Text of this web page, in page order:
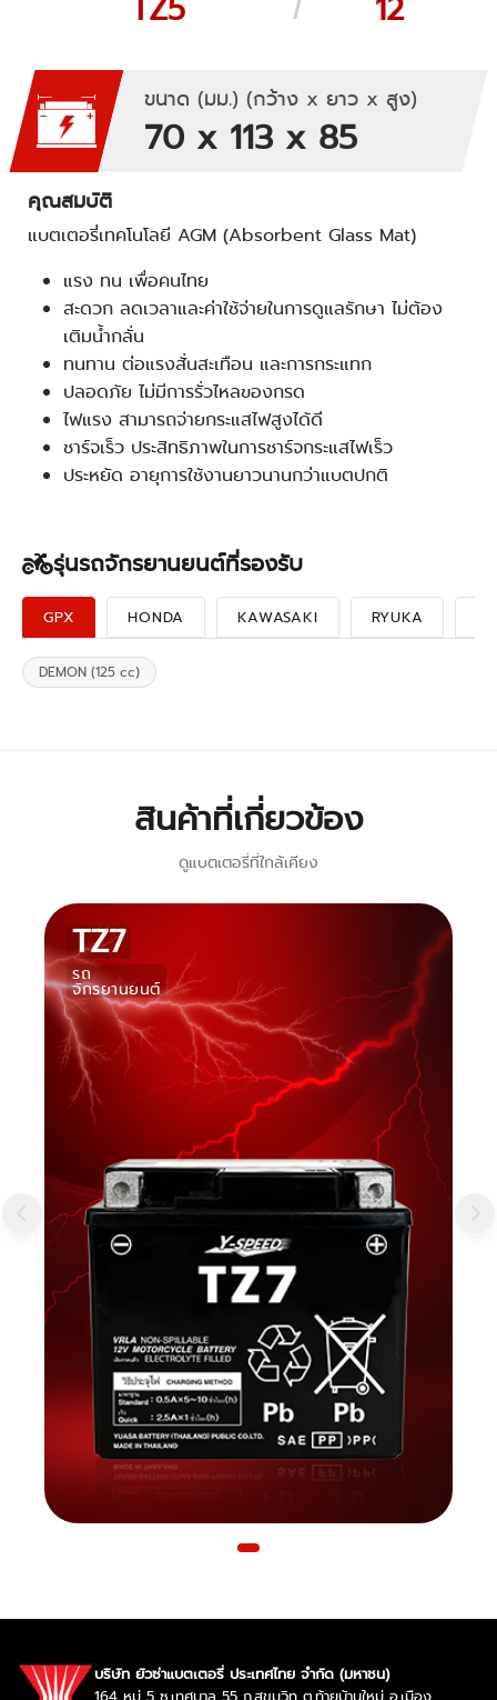
TZ5 12
ขนาด (มม.) (กว้าง x ยาว x สูง)
70 x 113 x 85
คุณสมบัติ
แบตเตอรี่เทคโนโลยี AGM (Absorbent Glass Mat)
แรง ทน เพื่อคนไทย
สะดวก ลดเวลาและค่าใช้จ่ายในการดูแลรักษา ไม่ต้อง
เติมน้ำกลั่น
ทนทาน ต่อแรงสั่นสะเทือน และการกระแทก
ปลอดภัย ไม่มีการรั่วไหลของกรด
ไฟแรง สามารถจ่ายกระแสไฟสูงได้ดี
ชาร์จเร็ว ประสิทธิภาพในการชาร์จกระแสไฟเร็ว
ประหยัด อายุการใช้งานยาวนานกว่าแบตปกติ
รุ่นรถจักรยานยนต์ที่รองรับ
GPX HONDA KAWASAKI RYUKA
DEMON (125 cc)
สินค้าที่เกี่ยวข้อง
ดูแบตเตอรี่ที่ใกล้เคียง
TZ7
รถ
จักรยานยนต์
บริษัท ยัวซ่าแบตเตอรี่ ประเทศไทย จำกัด (มหาชน)
164 หมู่ 5 ซ.เทศบาล 55 ถ.สุขุมวิท ต.ท้ายบ้านใหม่ อ.เมือง